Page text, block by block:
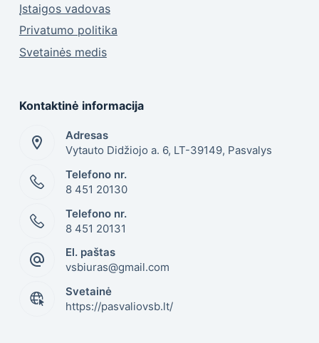
Įstaigos vadovas
Privatumo politika
Svetainės medis
Kontaktinė informacija
Adresas
Vytauto Didžiojo a. 6, LT-39149, Pasvalys
Telefono nr.
8 451 20130
Telefono nr.
8 451 20131
El. paštas
vsbiuras@gmail.com
Svetainė
https://pasvaliovsb.lt/